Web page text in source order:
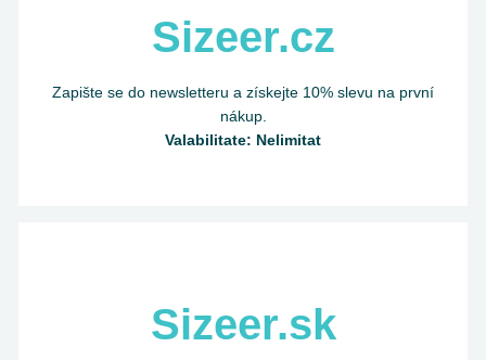
Sizeer.cz
Zapište se do newsletteru a získejte 10% slevu na první
nákup.
Valabilitate: Nelimitat
Sizeer.sk